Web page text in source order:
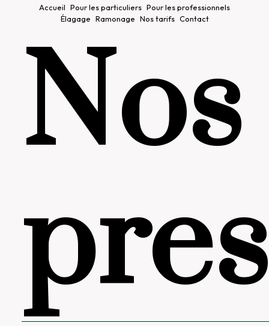
Accueil Pour les particuliers Pour les professionnels
Élagage Ramonage Nos tarifs Contact
Nos